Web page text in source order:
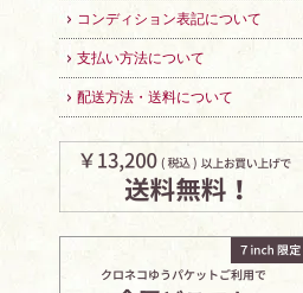
コンディション表記について
支払い方法について
配送方法・送料について